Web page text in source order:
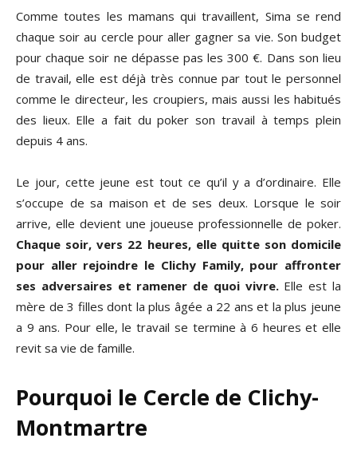
Comme toutes les mamans qui travaillent, Sima se rend
chaque soir au cercle pour aller gagner sa vie. Son budget
pour chaque soir ne dépasse pas les 300 €. Dans son lieu
de travail, elle est déjà très connue par tout le personnel
comme le directeur, les croupiers, mais aussi les habitués
des lieux. Elle a fait du poker son travail à temps plein
depuis 4 ans.
Le jour, cette jeune est tout ce qu’il y a d’ordinaire. Elle
s’occupe de sa maison et de ses deux. Lorsque le soir
arrive, elle devient une joueuse professionnelle de poker.
Chaque soir, vers 22 heures, elle quitte son domicile
pour aller rejoindre le Clichy Family, pour affronter
ses adversaires et ramener de quoi vivre.Elle est la
mère de 3 filles dont la plus âgée a 22 ans et la plus jeune
a 9 ans. Pour elle, le travail se termine à 6 heures et elle
revit sa vie de famille.
Pourquoi le Cercle de Clichy-
Montmartre